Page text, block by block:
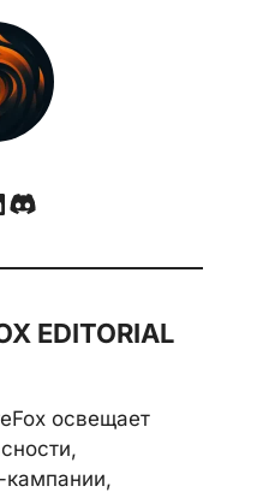
Discord
EDITORIAL
освещает
кампании,